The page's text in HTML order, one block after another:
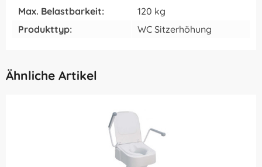
Max. Belastbarkeit:
120 kg
Produkttyp:
WC Sitzerhöhung
Ähnliche Artikel